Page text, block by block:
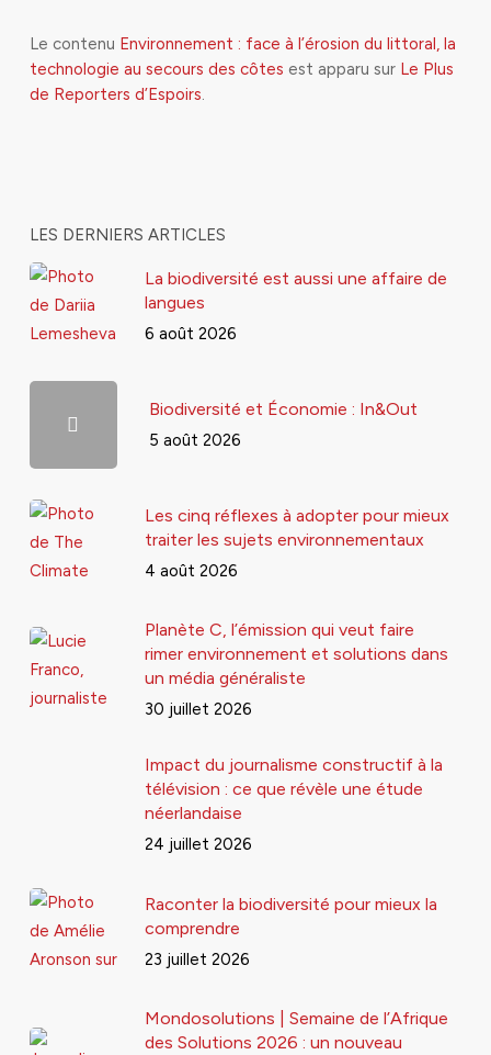
Le contenu Environnement : face à l’érosion du littoral, la
technologie au secours des côtes est apparu sur Le Plus
de Reporters d’Espoirs.
LES DERNIERS ARTICLES
La biodiversité est aussi une affaire de
langues
6 août 2026
Biodiversité et Économie : In&Out
5 août 2026
Les cinq réflexes à adopter pour mieux
traiter les sujets environnementaux
4 août 2026
Planète C, l’émission qui veut faire
rimer environnement et solutions dans
un média généraliste
30 juillet 2026
Impact du journalisme constructif à la
télévision : ce que révèle une étude
néerlandaise
24 juillet 2026
Raconter la biodiversité pour mieux la
comprendre
23 juillet 2026
Mondosolutions | Semaine de l’Afrique
des Solutions 2026 : un nouveau